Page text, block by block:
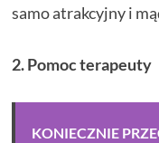
samo atrakcyjny i
2. Pomoc terapeuty
KONIECZNIE